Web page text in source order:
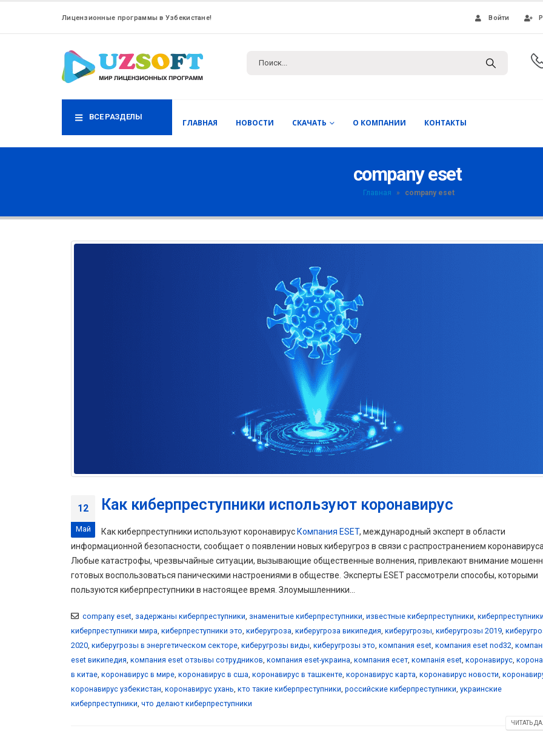
Лицензионные программы в Узбекистане! Войти
ВСЕ РАЗДЕЛЫ
ГЛАВНАЯ НОВОСТИ СКАЧАТЬ О КОМПАНИИ КОНТАКТЫ
company eset
Главная » company eset
12
Май
Как киберпреступники используют коронавирус
Как киберпреступники используют коронавирус Компания ESET, международный эксперт в области
информационной безопасности, сообщает о появлении новых киберугроз в связи с распространением
Любые катастрофы, чрезвычайные ситуации, вызывающие общественные волнения, привлекают внимание
готовых воспользоваться паническими настроениями в обществе. Эксперты ESET рассмотрели способы, которыми
пользуются киберпреступники в настоящее время. Злоумышленники...
company eset, задержаны киберпреступники, знаменитые киберпреступники, известные киберпреступники, киберпреступники
киберпреступники мира, киберпреступники это, киберугроза, киберугроза википедия, киберугрозы, киберугрозы 2019,
2020, киберугрозы в энергетическом секторе, киберугрозы виды, киберугрозы это, компания eset, компания eset nod32,
eset википедия, компания eset отзывы сотрудников, компания eset-украина, компания есет, компанія eset, коронавирус,
в китае, коронавирус в мире, коронавирус в сша, коронавирус в ташкенте, коронавирус карта, коронавирус новости,
коронавирус узбекистан, коронавирус ухань, кто такие киберпреступники, российские киберпреступники, украинские
киберпреступники, что делают киберпреступники
ЧИТАТЬ